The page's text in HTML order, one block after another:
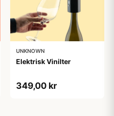
UNKNOWN
Elektrisk Vinilter
349,00 kr